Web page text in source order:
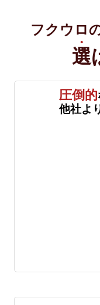
フクウロ
選
圧倒的
他社よ